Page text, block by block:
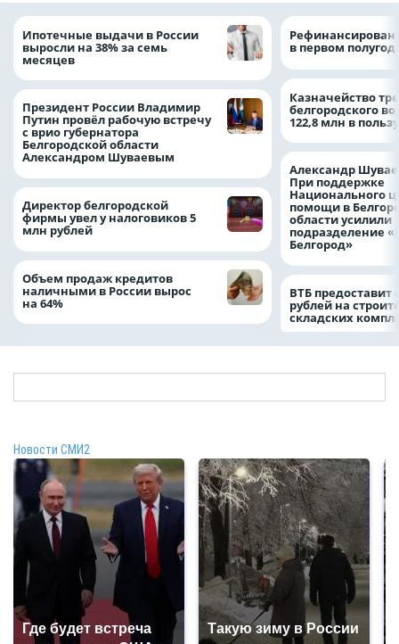
Ипотечные выдачи в России
выросли на 38% за семь
месяцев
Президент России Владимир
Путин провёл рабочую встречу
с врио губернатора
Белгородской области
Александром Шуваевым
Директор белгородской
фирмы увел у налоговиков 5
млн рублей
Объем продаж кредитов
наличными в России вырос
на 64%
в первом
Казначейство
белгородского
122,8 млн в
Александр
При поддержке
Национального
помощи в
области усилили
подразделение
Белгород»
ВТБ предоставит
рублей на
складских
Новости СМИ2
Где будет встреча
Такую зиму в России